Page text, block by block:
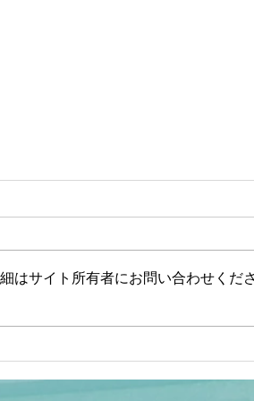
はサイト所有者にお問い合わせくだ